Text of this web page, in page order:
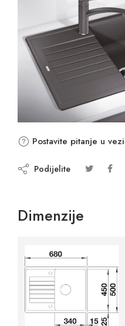
Postavite pitanje u
Podijelite
Dimenzije